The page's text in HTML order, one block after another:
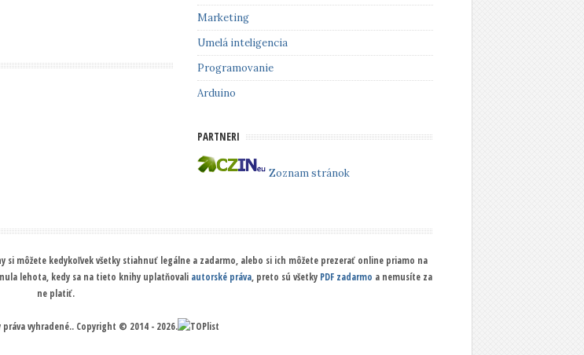
Marketing
Umelá inteligencia
Programovanie
Arduino
PARTNERI
Zoznam stránok
si môžete kedykoľvek všetky stiahnuť legálne a zadarmo, alebo si ich môžete prezerať online priamo na
lehota, kedy sa na tieto knihy uplatňovali autorské práva, preto sú všetky PDF zadarmo a nemusíte za
ne platiť.
práva vyhradené.. Copyright © 2014 - 2026.